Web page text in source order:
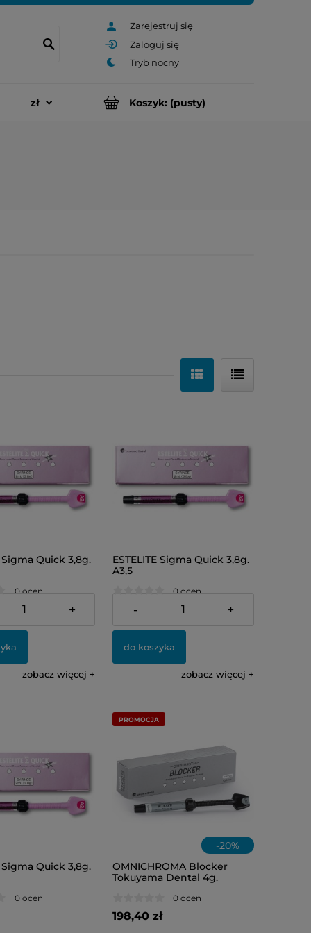
Zarejestruj się
Zaloguj się
Koszyk: (pusty)
Sigma Quick 3,8g.
0 ocen
+
zobacz więcej
ESTELITE Sigma Quick 3,8g.
A3,5
0 ocen
228,00 zł
- +
do koszyka
zobacz więcej
Sigma Quick 3,8g.
0 ocen
-20%
OMNICHROMA Blocker
Tokuyama Dental 4g.
0 ocen
198,40 zł
PROMOCJA